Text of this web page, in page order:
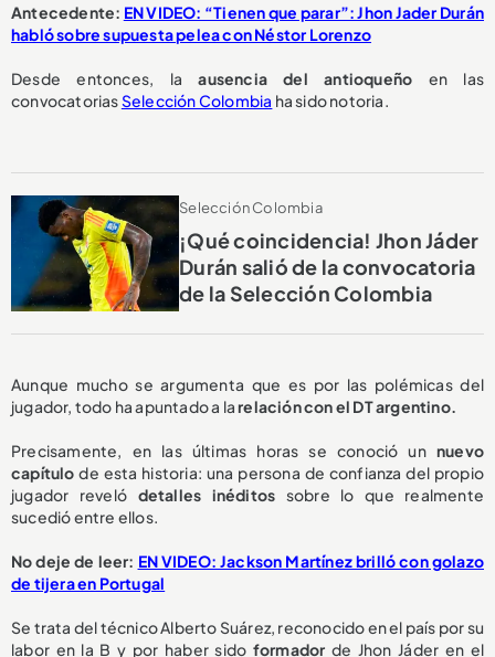
Antecedente: EN VIDEO: “Tienen que parar”: Jhon Jader Durán
habló sobre supuesta pelea con Néstor Lorenzo
Desde entonces, laausencia del antioqueño en las
convocatoriasSelección Colombia ha sido notoria.
Selección Colombia
¡Qué coincidencia! Jhon Jáder
Durán salió de la convocatoria
de la Selección Colombia
Aunque mucho se argumenta que es por las polémicas del
jugador, todo ha apuntado a larelación con el DT argentino.
Precisamente, en las últimas horas se conoció un nuevo
capítulo de esta historia: una persona de confianza del propio
jugador reveló detalles inéditos sobre lo que realmente
sucedió entre ellos.
No deje de leer: EN VIDEO: Jackson Martínez brilló con golazo
de tijera en Portugal
Se trata del técnico Alberto Suárez, reconocido en el país por su
labor en la B y por haber sido formador de Jhon Jáder en el